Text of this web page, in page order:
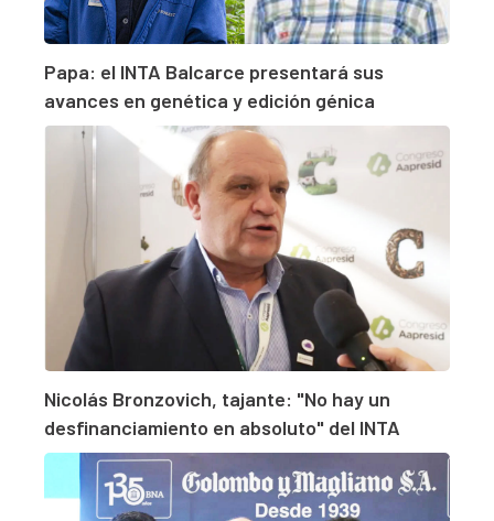
Papa: el INTA Balcarce presentará sus
avances en genética y edición génica
Nicolás Bronzovich, tajante: "No hay un
desfinanciamiento en absoluto" del INTA